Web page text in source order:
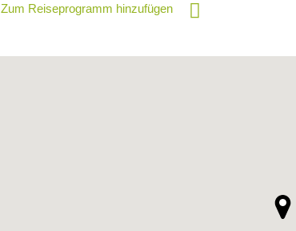
Zum Reiseprogramm hinzufügen